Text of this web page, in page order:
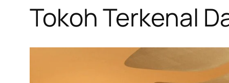
Tokoh Terkenal